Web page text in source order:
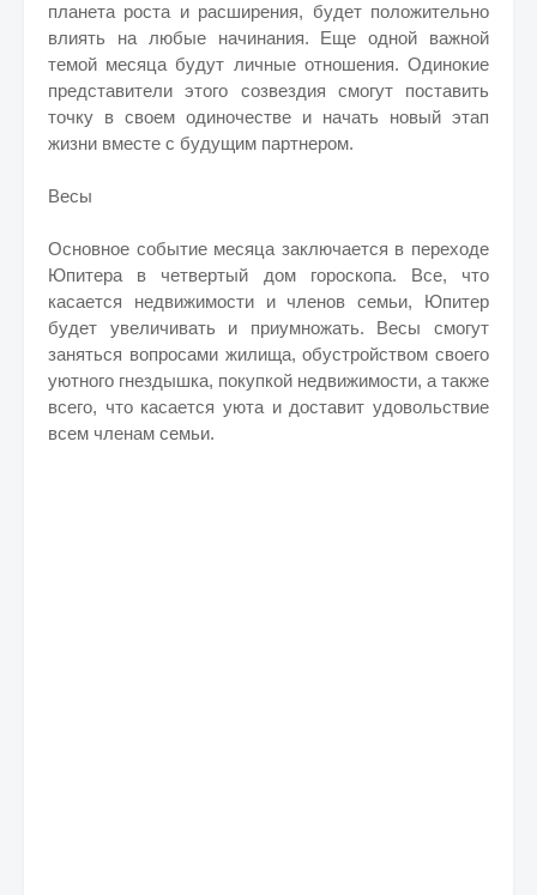
планета роста и расширения, будет положительно
влиять на любые начинания. Еще одной важной
темой месяца будут личные отношения. Одинокие
представители этого созвездия смогут поставить
точку в своем одиночестве и начать новый этап
жизни вместе с будущим партнером.
Весы
Основное событие месяца заключается в переходе
Юпитера в четвертый дом гороскопа. Все, что
касается недвижимости и членов семьи, Юпитер
будет увеличивать и приумножать. Весы смогут
заняться вопросами жилища, обустройством своего
уютного гнездышка, покупкой недвижимости, а также
всего, что касается уюта и доставит удовольствие
всем членам семьи.